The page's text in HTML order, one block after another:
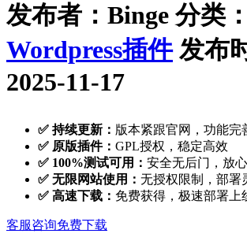
发布者：Binge 分类：
Wordpress插件 发布
2025-11-17
✅ 持续更新： 版本紧跟官网，功能完
✅ 原版插件： GPL授权，稳定高效
✅ 100%测试可用： 安全无后门，放
✅ 无限网站使用： 无授权限制，部署
✅ 高速下载： 免费获得，极速部署上
客服咨询免费下载